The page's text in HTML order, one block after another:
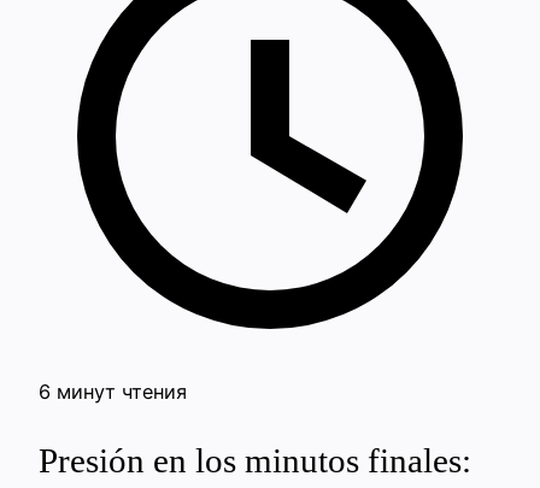
6 минут чтения
Presión en los minutos finales: